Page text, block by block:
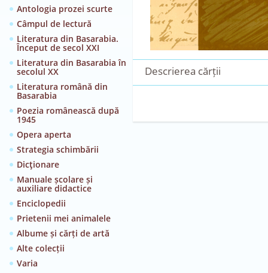
Antologia prozei scurte
Câmpul de lectură
Literatura din Basarabia.
Început de secol XXI
Literatura din Basarabia în
secolul XX
Literatura română din
Basarabia
Poezia românească după
1945
Opera aperta
Strategia schimbării
Dicţionare
Manuale școlare și
auxiliare didactice
Enciclopedii
Prietenii mei animalele
Albume și cărți de artă
Alte colecții
Varia
Descrierea cărții